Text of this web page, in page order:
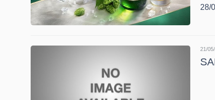
28/
21/